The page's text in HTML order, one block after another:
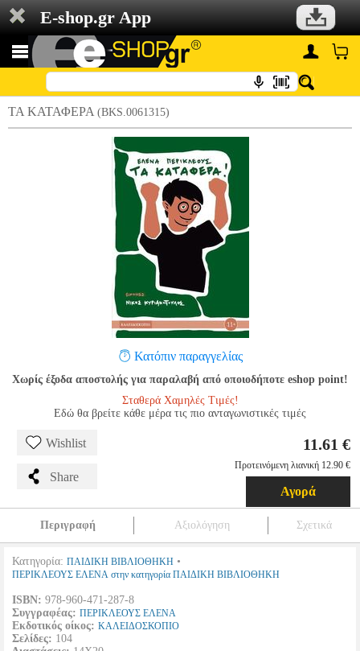
E-shop.gr App
ΤΑ ΚΑΤΑΦΕΡΑ (BKS.0061315)
Κατόπιν παραγγελίας
Χωρίς έξοδα αποστολής για παραλαβή από οποιοδήποτε eshop point!
Σταθερά Χαμηλές Τιμές!
Εδώ θα βρείτε κάθε μέρα τις πιο ανταγωνιστικές τιμές
Wishlist
Share
11.61 €
Προτεινόμενη λιανική 12.90 €
Αγορά
Περιγραφή Αξιολόγηση Σχετικά
Κατηγορία: ΠΑΙΔΙΚΗ ΒΙΒΛΙΟΘΗΚΗ •
ΠΕΡΙΚΛΕΟΥΣ ΕΛΕΝΑ στην κατηγορία ΠΑΙΔΙΚΗ ΒΙΒΛΙΟΘΗΚΗ
ISBN: 978-960-471-287-8
Συγγραφέας: ΠΕΡΙΚΛΕΟΥΣ ΕΛΕΝΑ
Εκδοτικός οίκος: ΚΑΛΕΙΔΟΣΚΟΠΙΟ
Σελίδες: 104